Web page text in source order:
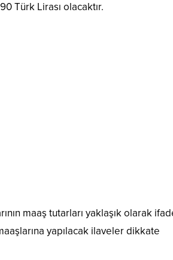
Türk Lirası olacaktır.
maaş tutarları yaklaşık olarak
yapılacak ilaveler dikkate